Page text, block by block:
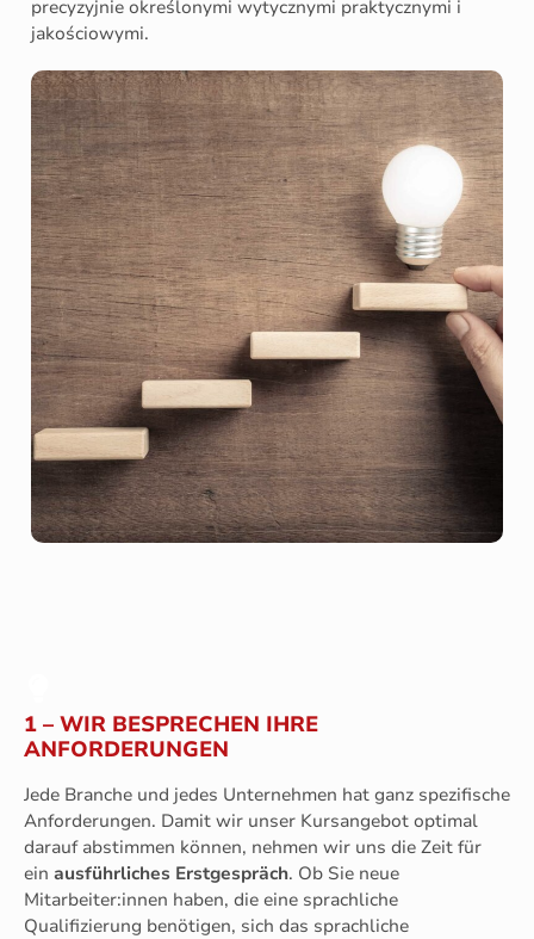
precyzyjnie określonymi wytycznymi praktycznymi i
jakościowymi.
1 – WIR BESPRECHEN IHRE
ANFORDERUNGEN
Jede Branche und jedes Unternehmen hat ganz spezifische
Anforderungen. Damit wir unser Kursangebot optimal
darauf abstimmen können, nehmen wir uns die Zeit für
ein ausführliches Erstgespräch. Ob Sie neue
Mitarbeiter:innen haben, die eine sprachliche
Qualifizierung benötigen, sich das sprachliche